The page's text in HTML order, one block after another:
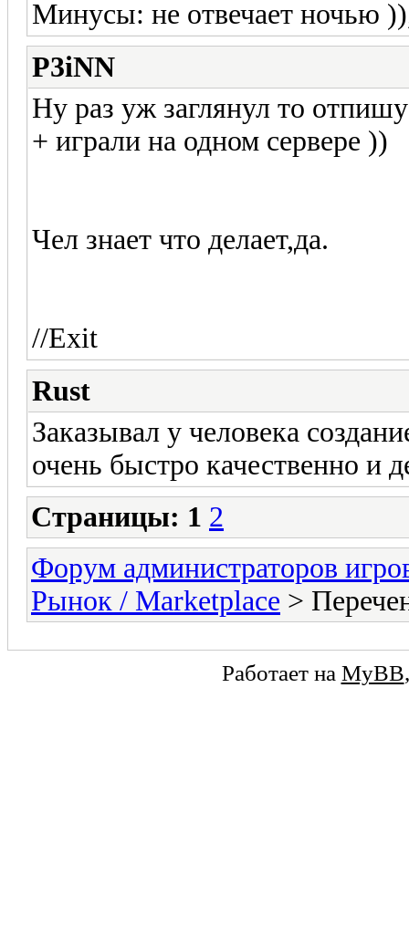
Минусы: не отвечает ночью
P3iNN
Ну раз уж заглянул то
+ играли на одном сервере ))
Чел знает что делает,да.
//Exit
Rust
Заказывал у человека
очень быстро качественно и
Страницы: 1 2
Форум администраторов
Рынок / Marketplace >
Работает на MyBB